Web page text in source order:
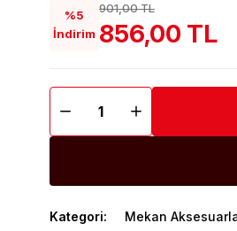
%5
İndirim
901,00 TL
856,00 TL
Kategori
Mekan